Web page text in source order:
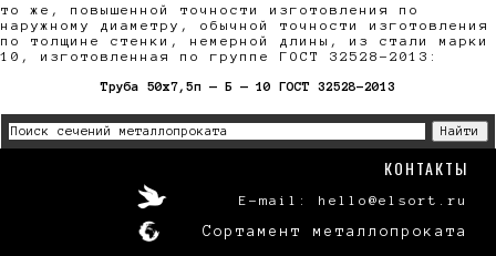
то же, повышенной точности изготовления по
наружному диаметру, обычной точности изготовления
по толщине стенки, немерной длины, из стали марки
10, изготовленная по группе ГОСТ 32528-2013:
Труба 50х7,5п — Б — 10 ГОСТ 32528-2013
КОНТАКТЫ
E-mail: hello@elsort.ru
Сортамент металлопроката